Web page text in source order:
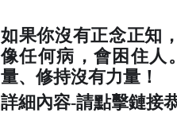
如果你沒有正念正知
像任何病，會困住人
量、修持沒有力量！
詳細內容-請點擊鏈接